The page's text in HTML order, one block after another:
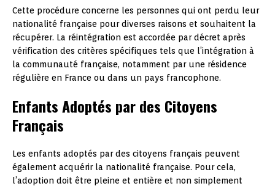
Cette procédure concerne les personnes qui ont perdu leur
nationalité française pour diverses raisons et souhaitent la
récupérer. La réintégration est accordée par décret après
vérification des critères spécifiques tels que l’intégration à
la communauté française, notamment par une résidence
régulière en France ou dans un pays francophone.
Enfants Adoptés par des Citoyens
Français
Les enfants adoptés par des citoyens français peuvent
également acquérir la nationalité française. Pour cela,
l’adoption doit être pleine et entière et non simplement